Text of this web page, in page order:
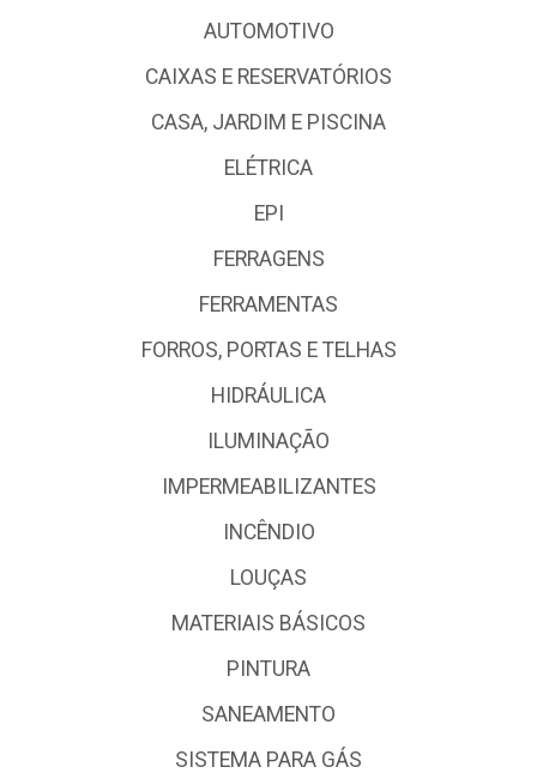
AUTOMOTIVO
CAIXAS E RESERVATÓRIOS
CASA, JARDIM E PISCINA
ELÉTRICA
EPI
FERRAGENS
FERRAMENTAS
FORROS, PORTAS E TELHAS
HIDRÁULICA
ILUMINAÇÃO
IMPERMEABILIZANTES
INCÊNDIO
LOUÇAS
MATERIAIS BÁSICOS
PINTURA
SANEAMENTO
SISTEMA PARA GÁS